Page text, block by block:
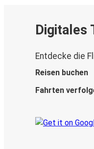
Digitales
Entdecke die
Reisen buchen
Fahrten